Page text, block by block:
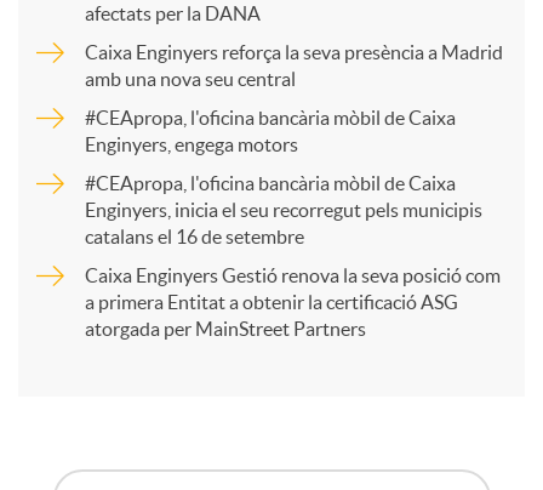
p
a
r
t
afectats per la DANA
Caixa Enginyers reforça la seva presència a Madrid
amb una nova seu central
#CEApropa, l'oficina bancària mòbil de Caixa
Enginyers, engega motors
#CEApropa, l'oficina bancària mòbil de Caixa
Enginyers, inicia el seu recorregut pels municipis
catalans el 16 de setembre
Caixa Enginyers Gestió renova la seva posició com
a primera Entitat a obtenir la certificació ASG
atorgada per MainStreet Partners